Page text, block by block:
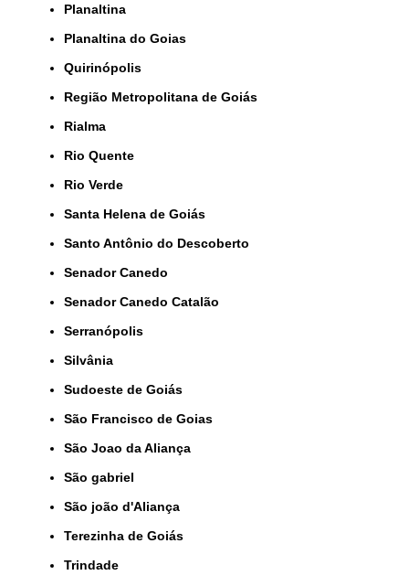
Planaltina
Planaltina do Goias
Quirinópolis
Região Metropolitana de Goiás
Rialma
Rio Quente
Rio Verde
Santa Helena de Goiás
Santo Antônio do Descoberto
Senador Canedo
Senador Canedo Catalão
Serranópolis
Silvânia
Sudoeste de Goiás
São Francisco de Goias
São Joao da Aliança
São gabriel
São joão d'Aliança
Terezinha de Goiás
Trindade